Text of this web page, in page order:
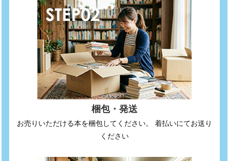
梱包・発送
お売りいただける本を梱包してください。 着払いにてお送り
ください